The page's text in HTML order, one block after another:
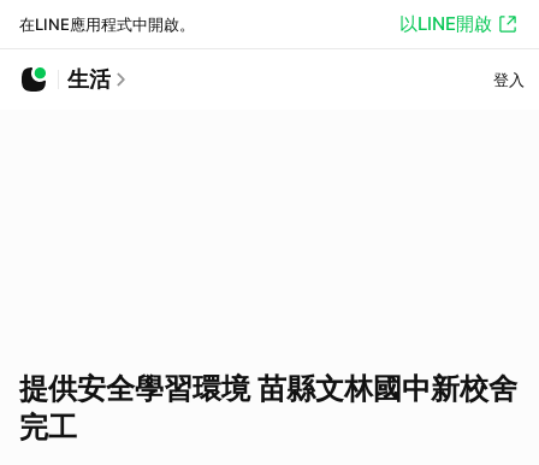
在LINE應用程式中開啟。 以LINE開啟
生活 登入
提供安全學習環境 苗縣文林國中新校舍
完工